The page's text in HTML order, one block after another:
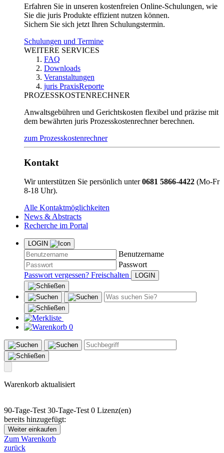
Erfahren Sie in unseren kostenfreien Online-Schulungen, wie
Sie die juris Produkte effizient nutzen können.
Sichern Sie sich jetzt Ihren Schulungstermin.
Schulungen und Termine
WEITERE SERVICES
FAQ
Downloads
Veranstaltungen
juris PraxisReporte
PROZESSKOSTENRECHNER
Anwaltsgebühren und Gerichtskosten flexibel und präzise mit
dem bewährten juris Prozesskostenrechner berechnen.
zum Prozesskostenrechner
Kontakt
Wir unterstützen Sie persönlich unter0681 5866-4422 (Mo-Fr
8-18 Uhr).
Alle Kontaktmöglichkeiten
News & Abstracts
Recherche im Portal
LOGIN
Benutzername
Passwort
Passwort vergessen? Freischalten
0
Warenkorb aktualisiert
90-Tage-Test 30-Tage-Test 0 Lizenz(en)
bereits hinzugefügt:
Weiter einkaufen
Zum Warenkorb
zurück